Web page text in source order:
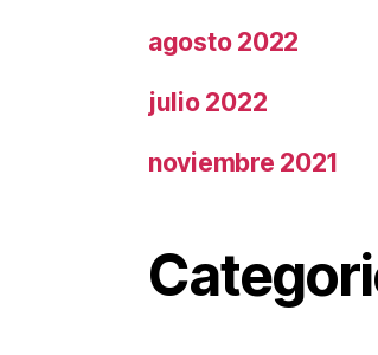
agosto 2022
julio 2022
noviembre 2021